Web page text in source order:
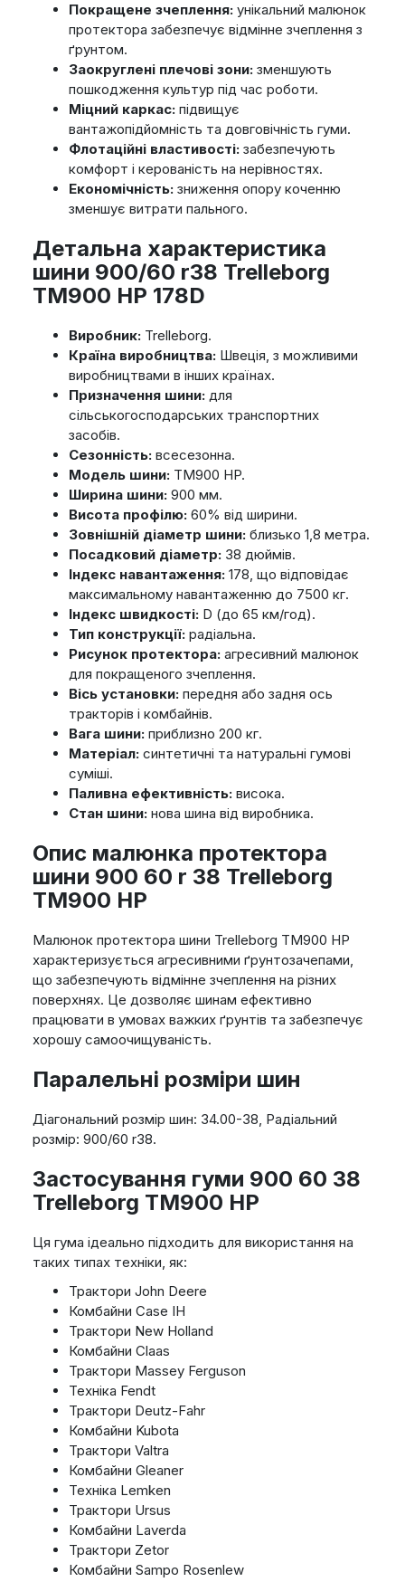
Покращене зчеплення:унікальний малюнок
протектора забезпечує відмінне зчеплення з
ґрунтом.
Заокруглені плечові зони:зменшують
пошкодження культур під час роботи.
Міцний каркас:підвищує
вантажопідйомність та довговічність гуми.
Флотаційні властивості:забезпечують
комфорт і керованість на нерівностях.
Економічність:зниження опору коченню
зменшує витрати пального.
Детальна характеристика
шини 900/60 r38 Trelleborg
TM900 HP 178D
Виробник:Trelleborg.
Країна виробництва:Швеція, з можливими
виробництвами в інших країнах.
Призначення шини:для
сільськогосподарських транспортних
засобів.
Сезонність:всесезонна.
Модель шини:TM900 HP.
Ширина шини:900 мм.
Висота профілю:60% від ширини.
Зовнішній діаметр шини:близько 1,8 метра.
Посадковий діаметр:38 дюймів.
Індекс навантаження:178, що відповідає
максимальному навантаженню до 7500 кг.
Індекс швидкості:D (до 65 км/год).
Тип конструкції:радіальна.
Рисунок протектора:агресивний малюнок
для покращеного зчеплення.
Вісь установки:передня або задня ось
тракторів і комбайнів.
Вага шини:приблизно 200 кг.
Матеріал:синтетичні та натуральні гумові
суміші.
Паливна ефективність:висока.
Стан шини:нова шина від виробника.
Опис малюнка протектора
шини 900 60 r 38 Trelleborg
TM900 HP
Малюнок протектора шини Trelleborg TM900 HP
характеризується агресивними ґрунтозачепами,
що забезпечують відмінне зчеплення на різних
поверхнях. Це дозволяє шинам ефективно
працювати в умовах важких ґрунтів та забезпечує
хорошу самоочищуваність.
Паралельні розміри шин
Діагональний розмір шин: 34.00-38, Радіальний
розмір: 900/60 r38.
Застосування гуми 900 60 38
Trelleborg TM900 HP
Ця гума ідеально підходить для використання на
таких типах техніки, як:
Трактори John Deere
Комбайни Case IH
Трактори New Holland
Комбайни Claas
Трактори Massey Ferguson
Техніка Fendt
Трактори Deutz-Fahr
Комбайни Kubota
Трактори Valtra
Комбайни Gleaner
Техніка Lemken
Трактори Ursus
Комбайни Laverda
Трактори Zetor
Комбайни Sampo Rosenlew